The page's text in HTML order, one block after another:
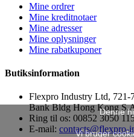
Mine ordrer
Mine kreditnotaer
Mine adresser
Mine oplysninger
Mine rabatkuponer
Butiksinformation
Flexpro Industry Ltd, 721-
Bank Bldg Hong Kong
Ring til os: 00852 3050
E-mail: contacts@flexpro-
Denne
Vi bruger